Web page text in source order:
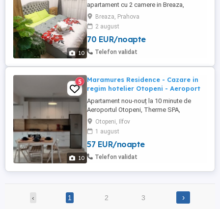
10
apartament cu 2 camere in Breaza,
complet utilat, renovat recent, cu centrala
proprie, televizoare hd, cuptor microunde,
expresor cafea, canapea extensibila, pat
160x200, dus.
Breaza, Prahova
2 august
70 EUR/noapte
Telefon validat
10
5
Maramures Residence - Cazare in
regim hotelier Otopeni - Aeroport
Apartament nou-nouț la 10 minute de
Aeroportul Otopeni, Therme SPA,
Edenland Adventure Park, Amethyst Clinic
și Complexul Olimpic de Natație Otopeni.
O alegere excelentă pentru familiile și
profesioniștii care doresc să călătorească
la și de la Aeroportul Otopeni, dar și
Otopeni, Ilfov
1 august
57 EUR/noapte
Telefon validat
‹ 1 2 3 ›